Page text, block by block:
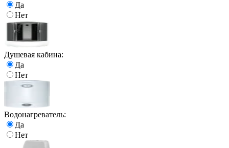
Да
Нет
Душевая кабина:
Да
Нет
Водонагреватель:
Да
Нет